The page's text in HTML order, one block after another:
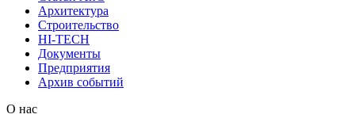
Архитектура
Строительство
HI-TECH
Документы
Предприятия
Архив событий
О нас